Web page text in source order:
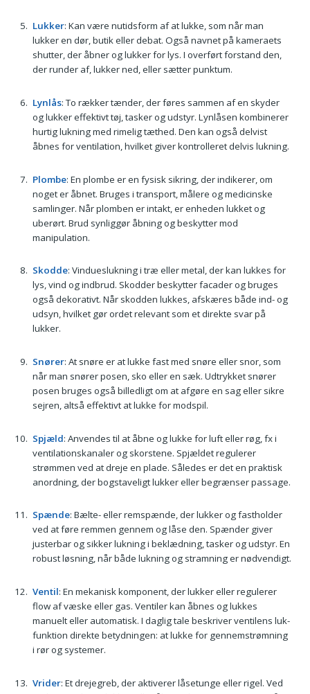
Lukker: Kan være nutidsform af at lukke, som når man
lukker en dør, butik eller debat. Også navnet på kameraets
shutter, der åbner og lukker for lys. I overført forstand den,
der runder af, lukker ned, eller sætter punktum.
Lynlås: To rækker tænder, der føres sammen af en skyder
og lukker effektivt tøj, tasker og udstyr. Lynlåsen kombinerer
hurtig lukning med rimelig tæthed. Den kan også delvist
åbnes for ventilation, hvilket giver kontrolleret delvis lukning.
Plombe: En plombe er en fysisk sikring, der indikerer, om
noget er åbnet. Bruges i transport, målere og medicinske
samlinger. Når plomben er intakt, er enheden lukket og
uberørt. Brud synliggør åbning og beskytter mod
manipulation.
Skodde: Vindueslukning i træ eller metal, der kan lukkes for
lys, vind og indbrud. Skodder beskytter facader og bruges
også dekorativt. Når skodden lukkes, afskæres både ind- og
udsyn, hvilket gør ordet relevant som et direkte svar på
lukker.
Snører: At snøre er at lukke fast med snøre eller snor, som
når man snører posen, sko eller en sæk. Udtrykket snører
posen bruges også billedligt om at afgøre en sag eller sikre
sejren, altså effektivt at lukke for modspil.
Spjæld: Anvendes til at åbne og lukke for luft eller røg, fx i
ventilationskanaler og skorstene. Spjældet regulerer
strømmen ved at dreje en plade. Således er det en praktisk
anordning, der bogstaveligt lukker eller begrænser passage.
Spænde: Bælte- eller remspænde, der lukker og fastholder
ved at føre remmen gennem og låse den. Spænder giver
justerbar og sikker lukning i beklædning, tasker og udstyr. En
robust løsning, når både lukning og stramning er nødvendigt.
Ventil: En mekanisk komponent, der lukker eller regulerer
flow af væske eller gas. Ventiler kan åbnes og lukkes
manuelt eller automatisk. I daglig tale beskriver ventilens luk-
funktion direkte betydningen: at lukke for gennemstrømning
i rør og systemer.
Vrider: Et drejegreb, der aktiverer låsetunge eller rigel. Ved